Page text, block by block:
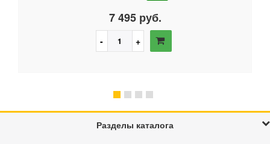
7 495 руб.
Разделы каталога